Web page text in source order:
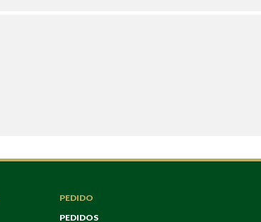
PEDIDO
PEDIDOS